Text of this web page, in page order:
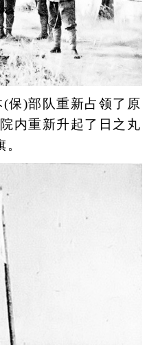
)部队重新占领了原
内重新升起了日之丸